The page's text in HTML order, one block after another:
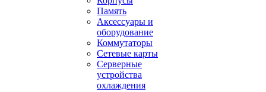
Память
Аксессуары и
оборудование
Коммутаторы
Сетевые карты
Серверные
устройства
охлаждения